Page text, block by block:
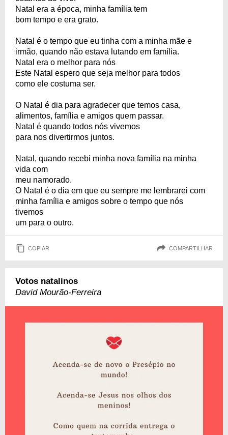
Natal era a época, minha família tem
bom tempo e era grato.
Natal é o tempo que eu tinha com a minha mãe e
irmão, quando não estava lutando em família.
Natal era o melhor para nós
Este Natal espero que seja melhor para todos
como ele costuma ser.
O Natal é dia para agradecer que temos casa,
alimentos, família e amigos quem passar.
Natal é quando todos nós vivemos
para nos divertirmos juntos.
Natal, quando recebi minha nova família na minha
vida com
meu namorado.
O Natal é o dia em que eu sempre me lembrarei com
minha família e amigos sobre o tempo que nós
tivemos
um para o outro.
COPIAR COMPARTILHAR
Votos natalinos
David Mourão-Ferreira